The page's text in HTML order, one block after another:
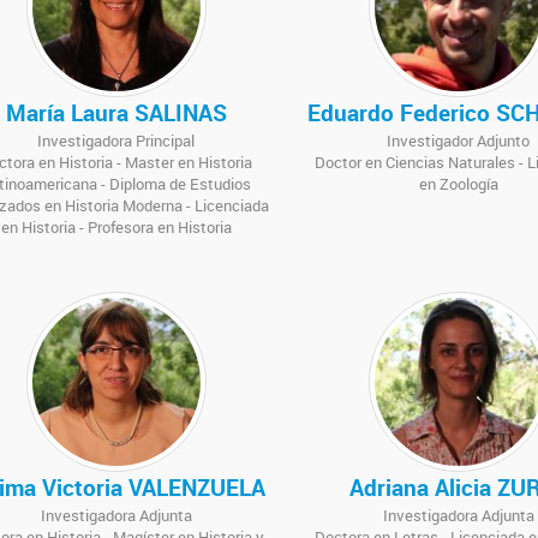
María Laura SALINAS
Investigadora Principal
en Historia - Master en Historia
- Diploma de Estudios
en Historia Moderna - Licenciada
en Historia - Profesora en Historia
Eduardo Federico
Investigador Adjunto
Doctor en Ciencias Naturales -
en Zoología
Victoria VALENZUELA
Investigadora Adjunta
Adriana Alicia
Investigadora Adjunta